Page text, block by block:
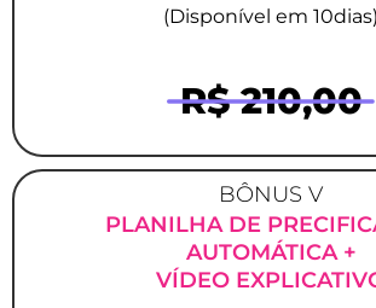
(Disponível em 10dias)
R$ 210,00
BÔNUS V
PLANILHA DE
AUTOMÁTICA +
VÍDEO